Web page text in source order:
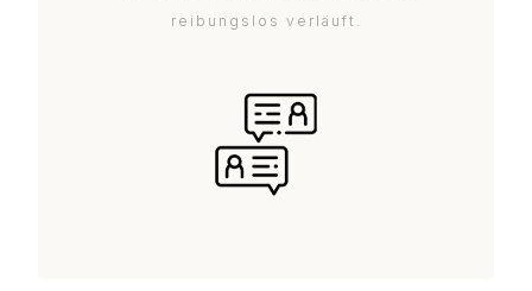
reibungslos verläuft.